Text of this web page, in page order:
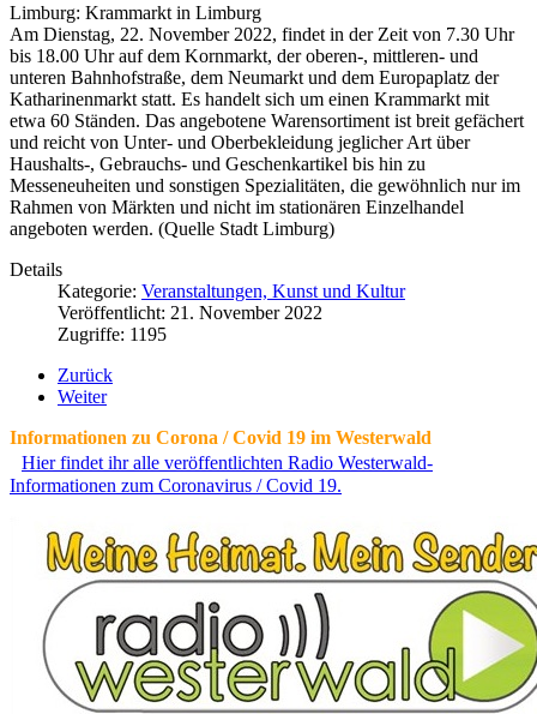
Limburg: Krammarkt in Limburg
Am Dienstag, 22. November 2022, findet in der Zeit von 7.30 Uhr
bis 18.00 Uhr auf dem Kornmarkt, der oberen-, mittleren- und
unteren Bahnhofstraße, dem Neumarkt und dem Europaplatz der
Katharinenmarkt statt. Es handelt sich um einen Krammarkt mit
etwa 60 Ständen. Das angebotene Warensortiment ist breit gefächert
und reicht von Unter- und Oberbekleidung jeglicher Art über
Haushalts-, Gebrauchs- und Geschenkartikel bis hin zu
Messeneuheiten und sonstigen Spezialitäten, die gewöhnlich nur im
Rahmen von Märkten und nicht im stationären Einzelhandel
angeboten werden. (Quelle Stadt Limburg)
Details
Kategorie: Veranstaltungen, Kunst und Kultur
Veröffentlicht: 21. November 2022
Zugriffe: 1195
Zurück
Weiter
Informationen zu Corona / Covid 19 im Westerwald
Hier findet ihr alle veröffentlichten Radio Westerwald-
Informationen zum Coronavirus / Covid 19.